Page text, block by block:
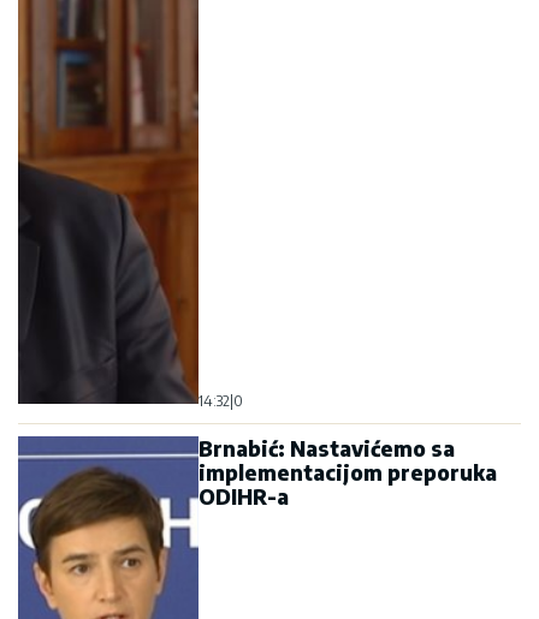
14:32 0
Brnabić: Nastavićemo sa
implementacijom preporuka
ODIHR-a